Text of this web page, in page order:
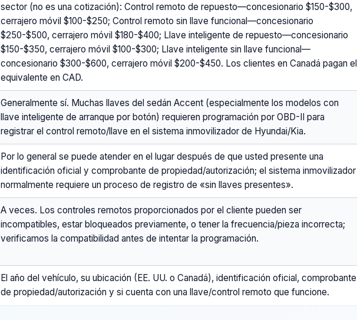
sector (no es una cotización): Control remoto de repuesto—concesionario $150-$300,
cerrajero móvil $100-$250; Control remoto sin llave funcional—concesionario
$250-$500, cerrajero móvil $180-$400; Llave inteligente de repuesto—concesionario
$150-$350, cerrajero móvil $100-$300; Llave inteligente sin llave funcional—
concesionario $300-$600, cerrajero móvil $200-$450. Los clientes en Canadá pagan el
equivalente en CAD.
Generalmente sí. Muchas llaves del sedán Accent (especialmente los modelos con
llave inteligente de arranque por botón) requieren programación por OBD-II para
registrar el control remoto/llave en el sistema inmovilizador de Hyundai/Kia.
Por lo general se puede atender en el lugar después de que usted presente una
identificación oficial y comprobante de propiedad/autorización; el sistema inmovilizador
normalmente requiere un proceso de registro de «sin llaves presentes».
A veces. Los controles remotos proporcionados por el cliente pueden ser
incompatibles, estar bloqueados previamente, o tener la frecuencia/pieza incorrecta;
verificamos la compatibilidad antes de intentar la programación.
El año del vehículo, su ubicación (EE. UU. o Canadá), identificación oficial, comprobante
de propiedad/autorización y si cuenta con una llave/control remoto que funcione.